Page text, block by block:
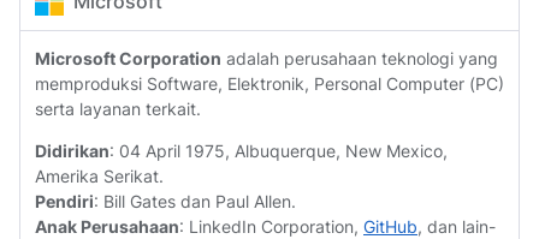
Microsoft Corporation adalah perusahaan teknologi yang
memproduksi Software, Elektronik, Personal Computer (PC)
serta layanan terkait.
Didirikan: 04 April 1975, Albuquerque, New Mexico,
Amerika Serikat.
Pendiri: Bill Gates dan Paul Allen.
Anak Perusahaan: LinkedIn Corporation, GitHub, dan lain-